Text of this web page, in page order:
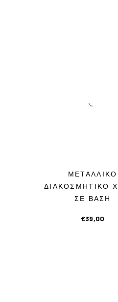
ΜΕΤΑΛΛΙΚΟ
ΔΙΑΚΟΣΜΗΤΙΚΟ
ΣΕ ΒΑΣΗ
€39,00